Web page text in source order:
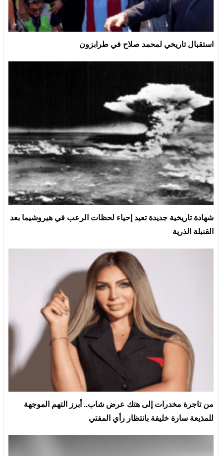
استقبال تاريخي لمحمد صلاح في طرابزون
شهادة تاريخية جديدة تعيد إحياء لحظات الرعب في هيروشيما بعد
القنبلة الذرية
من تاجرة مخدرات إلى هتك عرض شاب.. أبرز التهم الموجهة
للمذيعة سارة خليفة بانتظار رأي المفتي